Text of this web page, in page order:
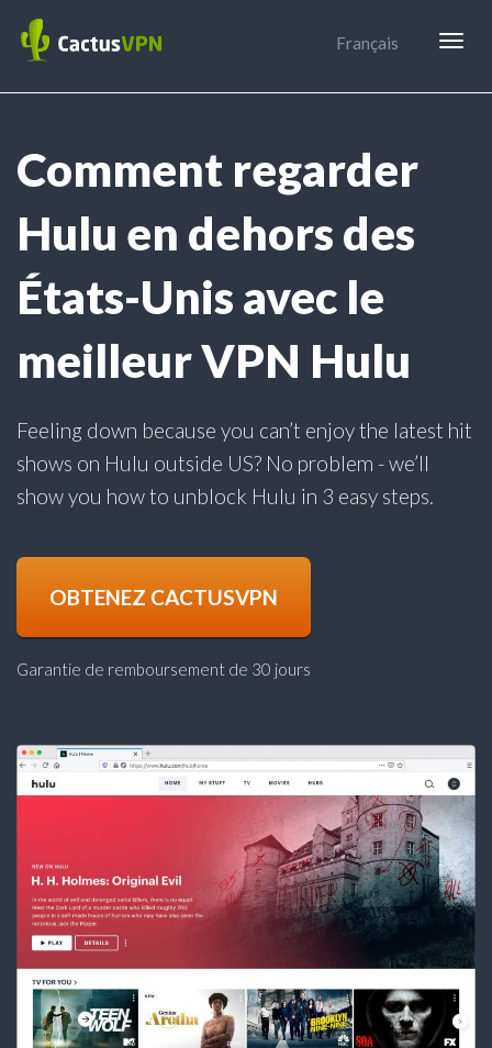
Français
Comment regarder
Hulu en dehors des
États-Unis avec le
meilleur VPN Hulu
Feeling down because you can’t enjoy the latest hit
shows on Hulu outside US? No problem - we’ll
show you how to unblock Hulu in 3 easy steps.
OBTENEZ CACTUSVPN
Garantie de remboursement de 30 jours